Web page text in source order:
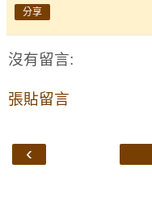
分享
沒有留言:
張貼留言
‹